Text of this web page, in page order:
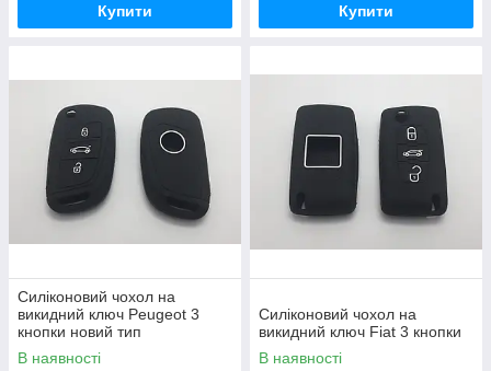
Купити Купити
Силіконовий чохол на
викидний ключ Peugeot 3
кнопки новий тип
В наявності
Силіконовий чохол на
викидний ключ Fiat 3 кнопки
В наявності